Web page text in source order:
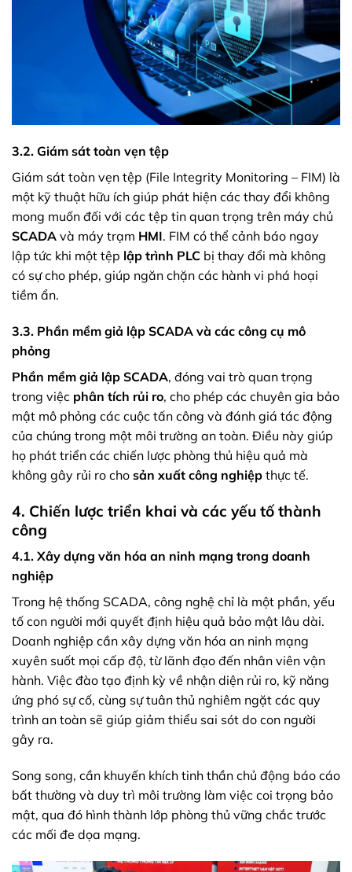
3.2. Giám sát toàn vẹn tệp
Giám sát toàn vẹn tệp (File Integrity Monitoring – FIM) là
một kỹ thuật hữu ích giúp phát hiện các thay đổi không
mong muốn đối với các tệp tin quan trọng trên máy chủ
SCADA và máy trạm HMI. FIM có thể cảnh báo ngay
lập tức khi một tệp lập trình PLC bị thay đổi mà không
có sự cho phép, giúp ngăn chặn các hành vi phá hoại
tiềm ẩn.
3.3. Phần mềm giả lập SCADA và các công cụ mô
phỏng
Phần mềm giả lập SCADA, đóng vai trò quan trọng
trong việc phân tích rủi ro, cho phép các chuyên gia bảo
mật mô phỏng các cuộc tấn công và đánh giá tác động
của chúng trong một môi trường an toàn. Điều này giúp
họ phát triển các chiến lược phòng thủ hiệu quả mà
không gây rủi ro cho sản xuất công nghiệp thực tế.
4. Chiến lược triển khai và các yếu tố thành
công
4.1. Xây dựng văn hóa an ninh mạng trong doanh
nghiệp
Trong hệ thống SCADA, công nghệ chỉ là một phần, yếu
tố con người mới quyết định hiệu quả bảo mật lâu dài.
Doanh nghiệp cần xây dựng văn hóa an ninh mạng
xuyên suốt mọi cấp độ, từ lãnh đạo đến nhân viên vận
hành. Việc đào tạo định kỳ về nhận diện rủi ro, kỹ năng
ứng phó sự cố, cùng sự tuân thủ nghiêm ngặt các quy
trình an toàn sẽ giúp giảm thiểu sai sót do con người
gây ra.
Song song, cần khuyến khích tinh thần chủ động báo cáo
bất thường và duy trì môi trường làm việc coi trọng bảo
mật, qua đó hình thành lớp phòng thủ vững chắc trước
các mối đe dọa mạng.